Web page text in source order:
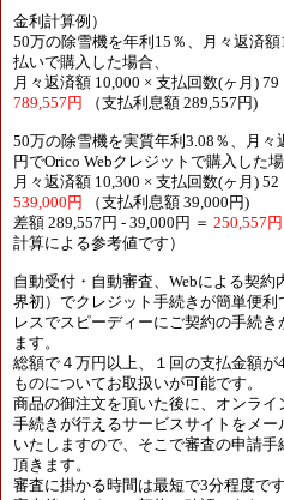
金利計算例）
50万の除雪機を年利15％、月々返済
払いで購入した場合、
月々返済額 10,000 × 支払回数(ヶ月) 79
789,557円
（支払利息額 289,557円)
50万の除雪機を実質年利3.08％、月々
円でOrico Webクレジットで購入した場
月々返済額 10,300 × 支払回数(ヶ月) 52
539,000円
（支払利息額 39,000円)
差額 289,557円 - 39,000円 ＝ 250,557円
計算による参考値です）
自動受付・自動審査、Webによる契約
界初）でクレジット手続きが簡単便利
レスでスピーディーにご契約の手続き
ます。
総額で４万円以上、１回の支払金額が
ものについてお取扱いが可能です。
商品の御注文を頂いた後に、オンライ
手続きが行えるサービスサイトをメー
いたしますので、そこで審査の申請手
頂きます。
審査に掛かる時間は最短で3分程度です